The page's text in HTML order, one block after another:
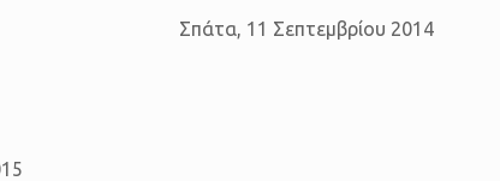
Σπάτα, 11 Σεπτεμβρίου 2014